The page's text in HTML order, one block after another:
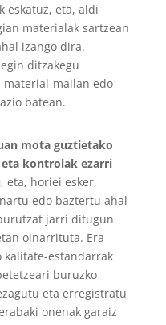
eskatuz, eta, aldi
materialak sartzean
izango dira.
ditzakegu
mailan edo
batean.
mota guztietako
kontrolak ezarri
, eta, horiei esker,
edo baztertu ahal
jarri ditugun
oinarrituta. Era
kalitate-estandarrak
buruzko
eta erregistratu
onenak garaiz